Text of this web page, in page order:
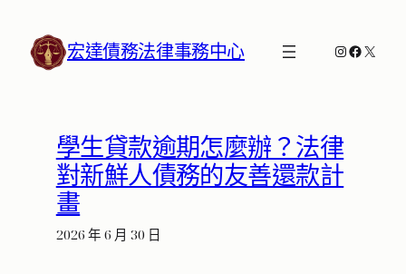
宏達債務法律事務中心 Instagram
X
學生貸款逾期怎麼辦？法律
對新鮮人債務的友善還款計
畫
2026 年 6 月 30 日